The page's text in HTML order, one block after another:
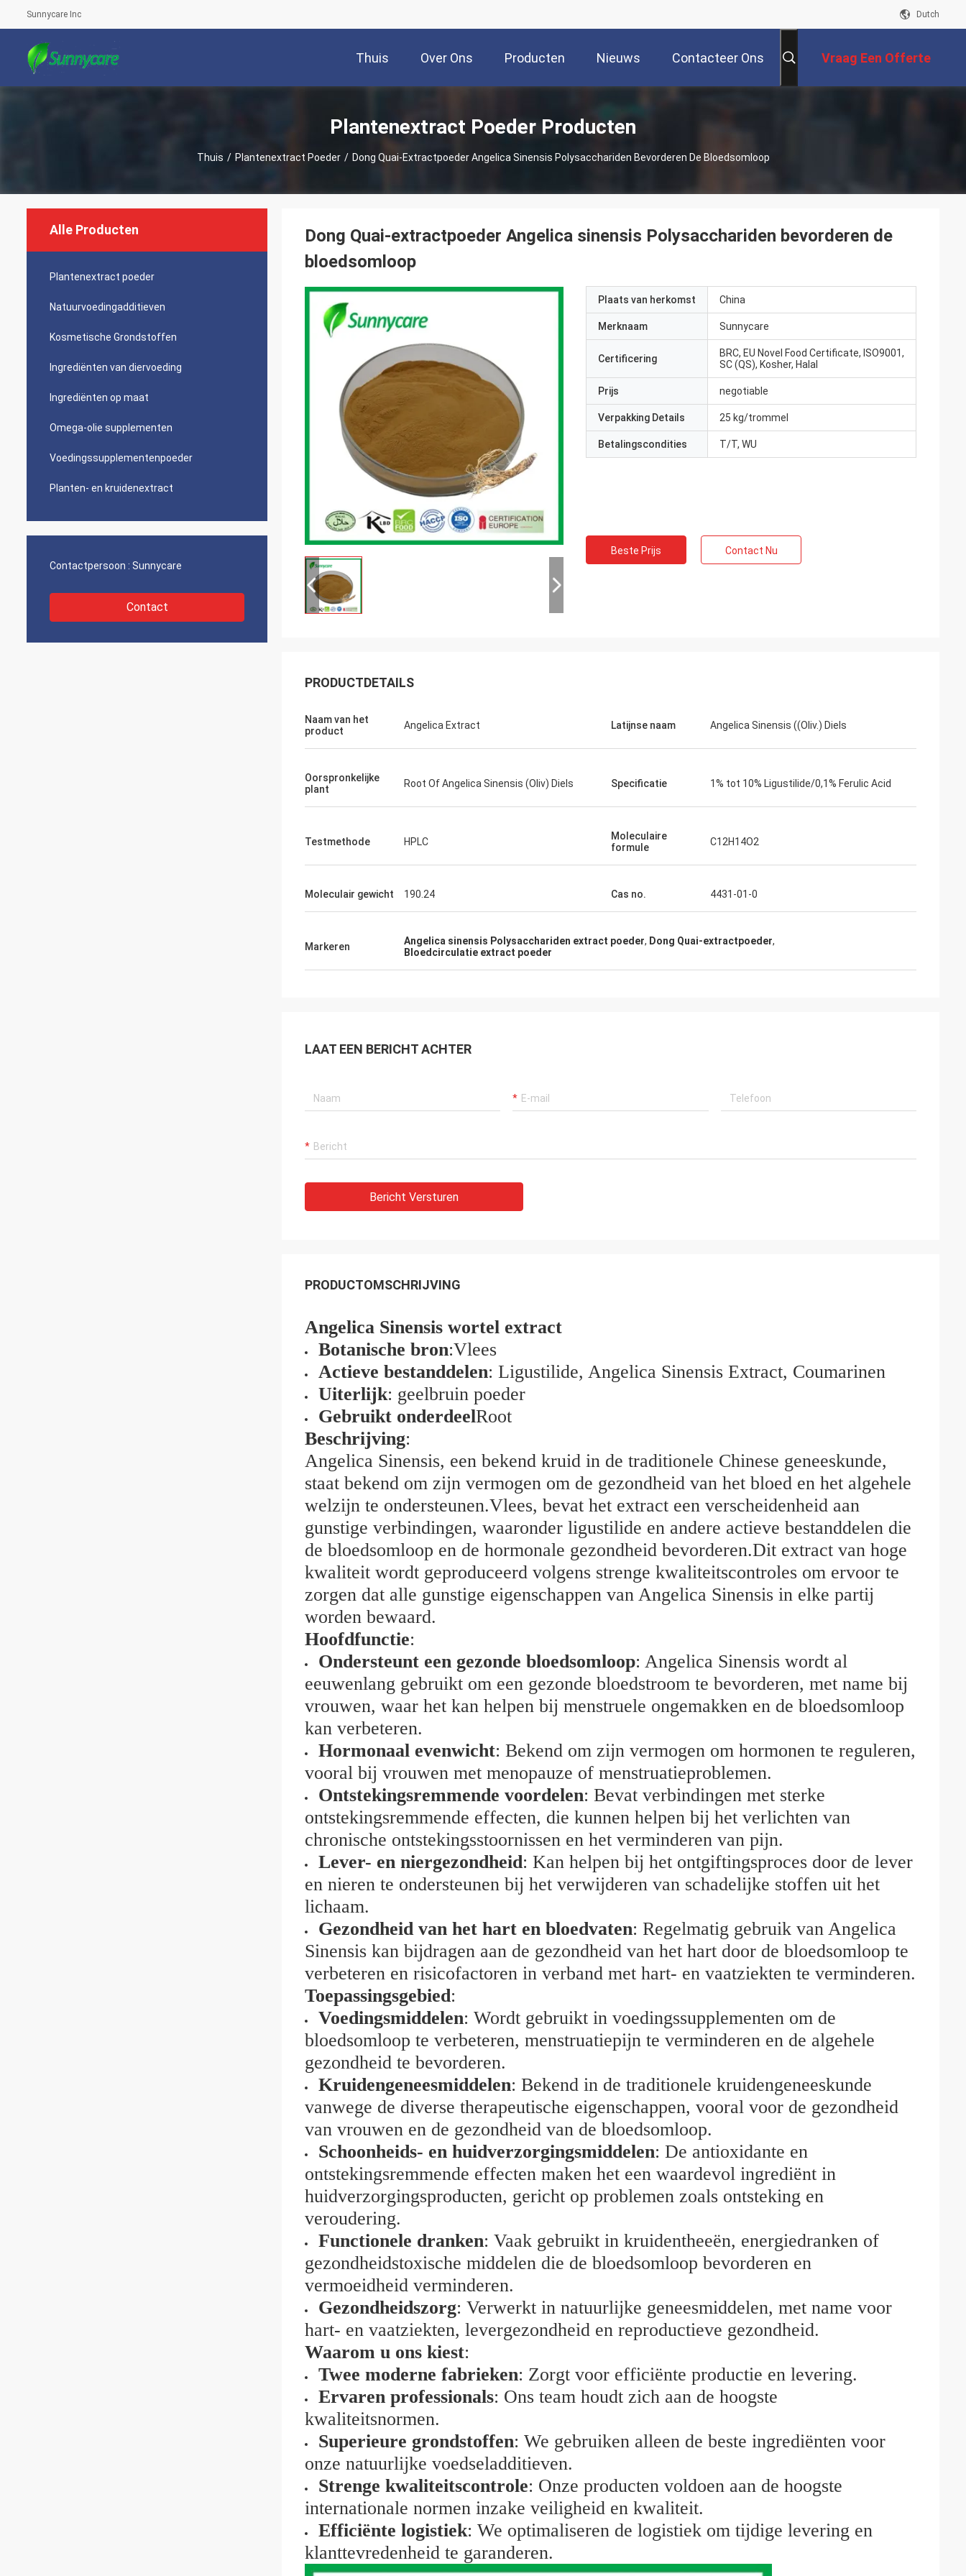
Sunnycare Inc Dutch
Thuis Over Ons Producten Nieuws Contacteer Ons Vraag Een Offerte
Plantenextract Poeder Producten
Thuis / Plantenextract Poeder / Dong Quai-Extractpoeder Angelica Sinensis Polysacchariden Bevorderen De Bloedsomloop
Alle Producten
Plantenextract poeder
Natuurvoedingadditieven
Kosmetische Grondstoffen
Ingrediënten van diervoeding
Ingrediënten op maat
Omega-olie supplementen
Voedingssupplementenpoeder
Planten- en kruidenextract
Contactpersoon : Sunnycare
Contact
Dong Quai-extractpoeder Angelica sinensis Polysacchariden bevorderen de
bloedsomloop
Plaats van herkomst China
Merknaam Sunnycare
Certificering
BRC, EU Novel Food Certificate, ISO9001,
SC (QS), Kosher, Halal
Prijs negotiable
Verpakking Details 25 kg/trommel
Betalingscondities T/T, WU
Beste Prijs Contact Nu
PRODUCTDETAILS
Naam van het
product
Angelica Extract Latijnse naam Angelica Sinensis ((Oliv.) Diels
Oorspronkelijke
plant
Root Of Angelica Sinensis (Oliv) Diels Specificatie 1% tot 10% Ligustilide/0,1% Ferulic Acid
Testmethode HPLC
Moleculaire
formule
C12H14O2
Moleculair gewicht 190.24 Cas no. 4431-01-0
Markeren Angelica sinensis Polysacchariden extract poeder, Dong Quai-extractpoeder,
Bloedcirculatie extract poeder
LAAT EEN BERICHT ACHTER
Bericht Versturen
PRODUCTOMSCHRIJVING
Angelica Sinensis wortel extract
Botanische bron:Vlees
Actieve bestanddelen: Ligustilide, Angelica Sinensis Extract, Coumarinen
Uiterlijk: geelbruin poeder
Gebruikt onderdeelRoot
Beschrijving:
Angelica Sinensis, een bekend kruid in de traditionele Chinese geneeskunde,
staat bekend om zijn vermogen om de gezondheid van het bloed en het algehele
welzijn te ondersteunen.Vlees, bevat het extract een verscheidenheid aan
gunstige verbindingen, waaronder ligustilide en andere actieve bestanddelen die
de bloedsomloop en de hormonale gezondheid bevorderen.Dit extract van hoge
kwaliteit wordt geproduceerd volgens strenge kwaliteitscontroles om ervoor te
zorgen dat alle gunstige eigenschappen van Angelica Sinensis in elke partij
worden bewaard.
Hoofdfunctie:
Ondersteunt een gezonde bloedsomloop: Angelica Sinensis wordt al
eeuwenlang gebruikt om een gezonde bloedstroom te bevorderen, met name bij
vrouwen, waar het kan helpen bij menstruele ongemakken en de bloedsomloop
kan verbeteren.
Hormonaal evenwicht: Bekend om zijn vermogen om hormonen te reguleren,
vooral bij vrouwen met menopauze of menstruatieproblemen.
Ontstekingsremmende voordelen: Bevat verbindingen met sterke
ontstekingsremmende effecten, die kunnen helpen bij het verlichten van
chronische ontstekingsstoornissen en het verminderen van pijn.
Lever- en niergezondheid: Kan helpen bij het ontgiftingsproces door de lever
en nieren te ondersteunen bij het verwijderen van schadelijke stoffen uit het
lichaam.
Gezondheid van het hart en bloedvaten: Regelmatig gebruik van Angelica
Sinensis kan bijdragen aan de gezondheid van het hart door de bloedsomloop te
verbeteren en risicofactoren in verband met hart- en vaatziekten te verminderen.
Toepassingsgebied:
Voedingsmiddelen: Wordt gebruikt in voedingssupplementen om de
bloedsomloop te verbeteren, menstruatiepijn te verminderen en de algehele
gezondheid te bevorderen.
Kruidengeneesmiddelen: Bekend in de traditionele kruidengeneeskunde
vanwege de diverse therapeutische eigenschappen, vooral voor de gezondheid
van vrouwen en de gezondheid van de bloedsomloop.
Schoonheids- en huidverzorgingsmiddelen: De antioxidante en
ontstekingsremmende effecten maken het een waardevol ingrediënt in
huidverzorgingsproducten, gericht op problemen zoals ontsteking en
veroudering.
Functionele dranken: Vaak gebruikt in kruidentheeën, energiedranken of
gezondheidstoxische middelen die de bloedsomloop bevorderen en
vermoeidheid verminderen.
Gezondheidszorg: Verwerkt in natuurlijke geneesmiddelen, met name voor
hart- en vaatziekten, levergezondheid en reproductieve gezondheid.
Waarom u ons kiest:
Twee moderne fabrieken: Zorgt voor efficiënte productie en levering.
Ervaren professionals: Ons team houdt zich aan de hoogste
kwaliteitsnormen.
Superieure grondstoffen: We gebruiken alleen de beste ingrediënten voor
onze natuurlijke voedseladditieven.
Strenge kwaliteitscontrole: Onze producten voldoen aan de hoogste
internationale normen inzake veiligheid en kwaliteit.
Efficiënte logistiek: We optimaliseren de logistiek om tijdige levering en
klanttevredenheid te garanderen.